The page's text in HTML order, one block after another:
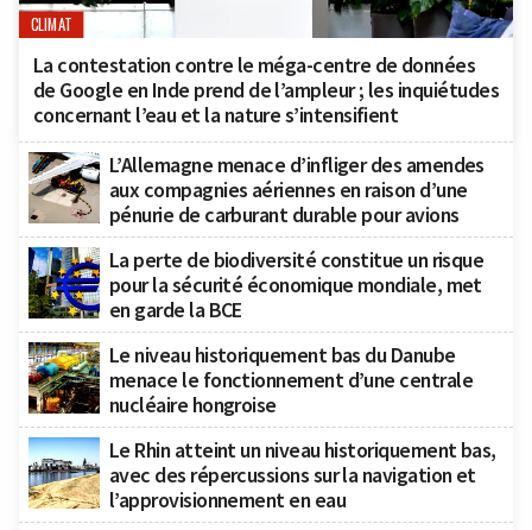
CLIMAT
La contestation contre le méga-centre de données
de Google en Inde prend de l’ampleur ; les inquiétudes
concernant l’eau et la nature s’intensifient
L’Allemagne menace d’infliger des amendes
aux compagnies aériennes en raison d’une
pénurie de carburant durable pour avions
La perte de biodiversité constitue un risque
pour la sécurité économique mondiale, met
en garde la BCE
Le niveau historiquement bas du Danube
menace le fonctionnement d’une centrale
nucléaire hongroise
Le Rhin atteint un niveau historiquement bas,
avec des répercussions sur la navigation et
l’approvisionnement en eau